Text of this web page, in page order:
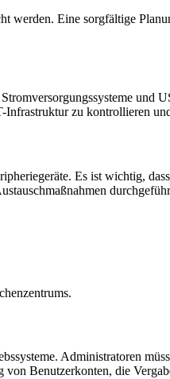
werden. Eine sorgfältige
und
zu kontrollieren
Es ist wichtig,
Administratoren
Benutzerkonten, die